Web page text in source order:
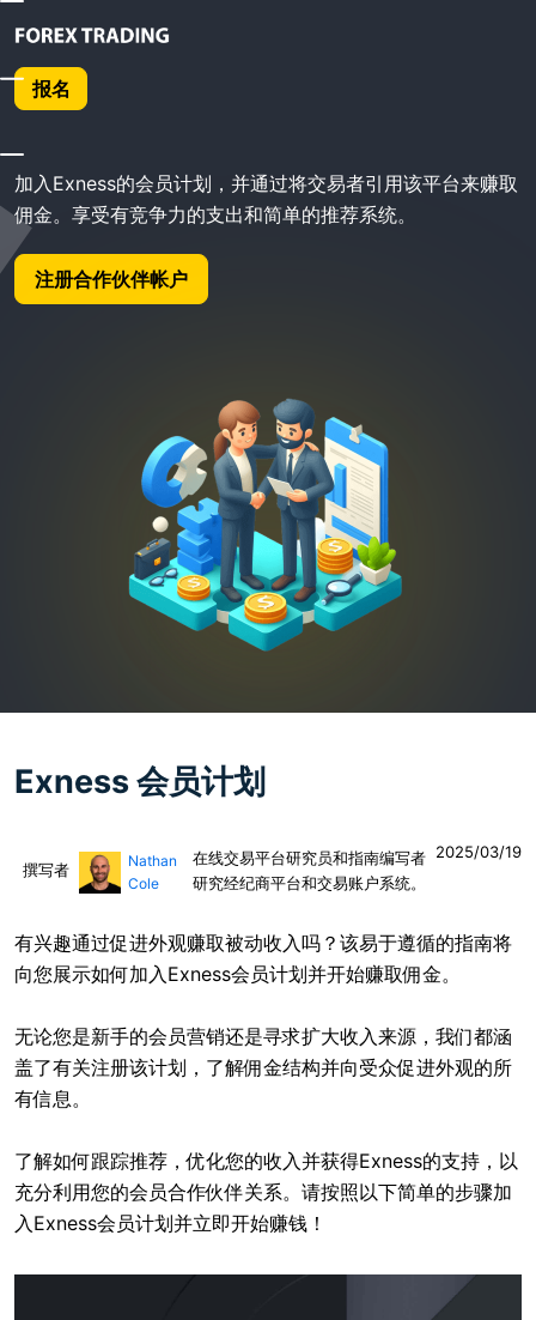
报名
首页 Exness 会员计划
Exness 会员计划
加入Exness的会员计划，并通过将交易者引用该平台来赚取
佣金。享受有竞争力的支出和简单的推荐系统。
注册合作伙伴帐户
Exness 会员计划
撰写者
Nathan
Cole
在线交易平台研究员和指南编写者
研究经纪商平台和交易账户系统。
2025/03/19
有兴趣通过促进外观赚取被动收入吗？该易于遵循的指南将
向您展示如何加入Exness会员计划并开始赚取佣金。
无论您是新手的会员营销还是寻求扩大收入来源，我们都涵
盖了有关注册该计划，了解佣金结构并向受众促进外观的所
有信息。
了解如何跟踪推荐，优化您的收入并获得Exness的支持，以
充分利用您的会员合作伙伴关系。请按照以下简单的步骤加
入Exness会员计划并立即开始赚钱！